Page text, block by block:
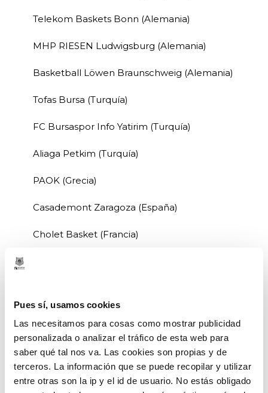
Pues sí, usamos cookies
Las necesitamos para cosas como mostrar publicidad
personalizada o analizar el tráfico de esta web para
saber qué tal nos va. Las cookies son propias y de
terceros. La información que se puede recopilar y utilizar
entre otras son la ip y el id de usuario. No estás obligado
Telekom Baskets Bonn (Alemania)
MHP RIESEN Ludwigsburg (Alemania)
Basketball Löwen Braunschweig (Alemania)
Tofas Bursa (Turquía)
FC Bursaspor Info Yatirim (Turquía)
Aliaga Petkim (Turquía)
PAOK (Grecia)
Casademont Zaragoza (España)
Cholet Basket (Francia)
Checa)
Windrose Giants Antwerp (Bélgica)
Hubo Limburg United (Bélgica)
PGE Spojnia Stargard (Polonia)